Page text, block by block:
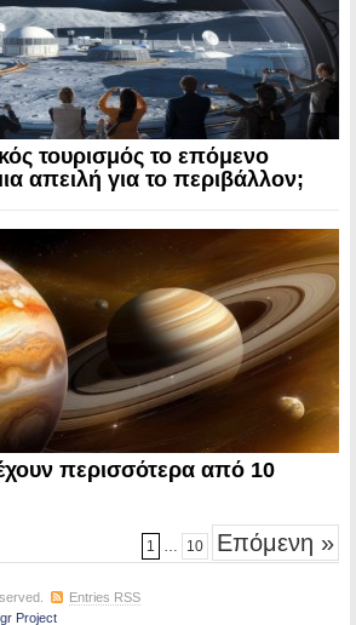
τουρισμός το επόμενο
απειλή για το περιβάλλον;
περισσότερα από 10
1 … 10 Επόμενη »
Entries RSS
Project